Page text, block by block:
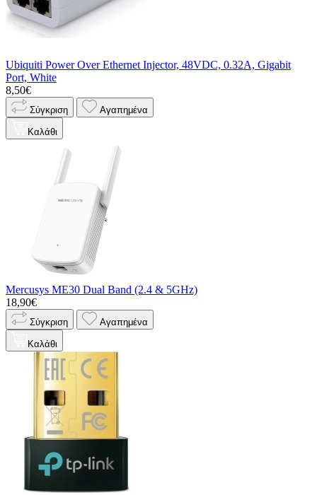
Ubiquiti Power Over Ethernet Injector, 48VDC, 0.32A, Gigabit
Port, White
8,50€
Σύγκριση Αγαπημένα
Καλάθι
Mercusys ME30 Dual Band (2.4 & 5GHz)
18,90€
Σύγκριση Αγαπημένα
Καλάθι